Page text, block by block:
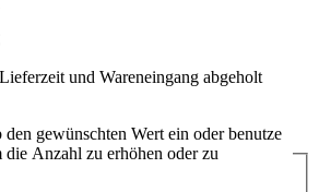
und Wareneingang abgeholt
gewünschten Wert ein oder benutze
die Anzahl zu erhöhen oder zu